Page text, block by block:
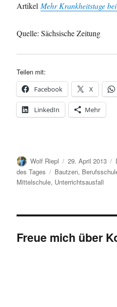
Artikel Mehr Krankheitstage
Quelle: Sächsische Zeitung
Teilen mit:
Facebook X
LinkedIn Mehr
Autor
Wolf Riepl
Veröffentlicht
am
29. April 2013
des Tages
Schlagwörter
Bautzen,
Mittelschule, Unterrichtsausfall
Freue mich über